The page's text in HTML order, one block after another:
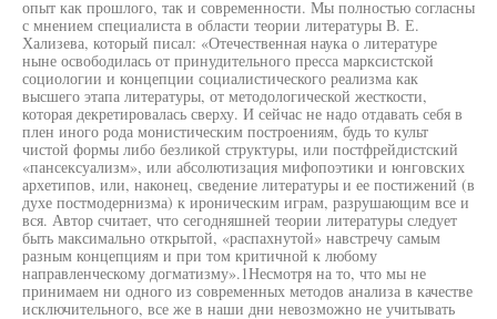
опыт как прошлого, так и современности. Мы полностью согласны
с мнением специалиста в области теории литературы В. Е.
Хализева, который писал: «Отечественная наука о литературе
ныне освободилась от принудительного пресса марксистской
социологии и концепции социалистического реализма как
высшего этапа литературы, от методологической жесткости,
которая декретировалась сверху. И сейчас не надо отдавать себя в
плен иного рода монистическим построениям, будь то культ
чистой формы либо безликой структуры, или постфрейдистский
«пансексуализм», или абсолютизация мифопоэтики и юнговских
архетипов, или, наконец, сведение литературы и ее постижений (в
духе постмодернизма) к ироническим играм, разрушающим все и
вся. Автор считает, что сегодняшней теории литературы следует
быть максимально открытой, «распахнутой» навстречу самым
разным концепциям и при том критичной к любому
направленческому догматизму».1Несмотря на то, что мы не
принимаем ни одного из современных методов анализа в качестве
исключительного, все же в наши дни невозможно не учитывать